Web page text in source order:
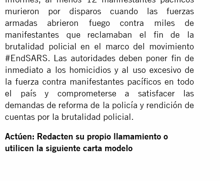
murieron por disparos cuando las fuerzas
armadas abrieron fuego contra miles de
manifestantes que reclamaban el fin de la
brutalidad policial en el marco del movimiento
#EndSARS. Las autoridades deben poner fin de
inmediato a los homicidios y al uso excesivo de
la fuerza contra manifestantes pacíficos en todo
el país y comprometerse a satisfacer las
demandas de reforma de la policía y rendición de
cuentas por la brutalidad policial.
Actúen: Redacten su propio llamamiento o
utilicen la siguiente carta modelo